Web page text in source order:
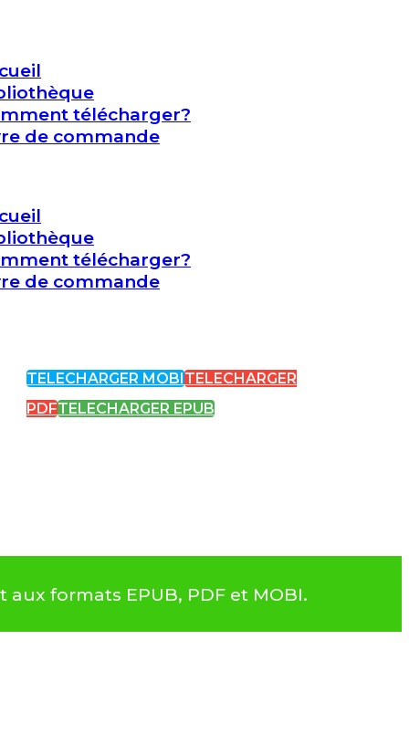
télécharger?
de commande
télécharger?
de commande
TELECHARGER MOBITELECHARGER
PDFTELECHARGER EPUB
formats EPUB, PDF et MOBI.